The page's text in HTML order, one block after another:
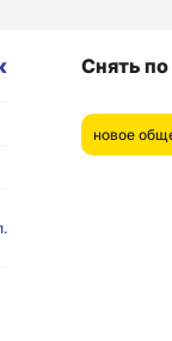
Снять
новое